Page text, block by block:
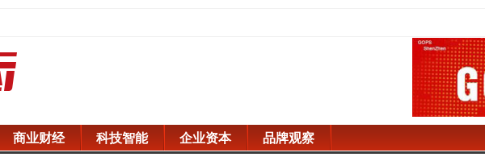
商业财经 科技智能 企业资本 品牌观察